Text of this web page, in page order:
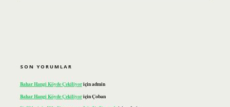
SON YORUMLAR
Bahar Hangi Köyde Çekiliyoriçinadmin
Bahar Hangi Köyde ÇekiliyoriçinÇoban